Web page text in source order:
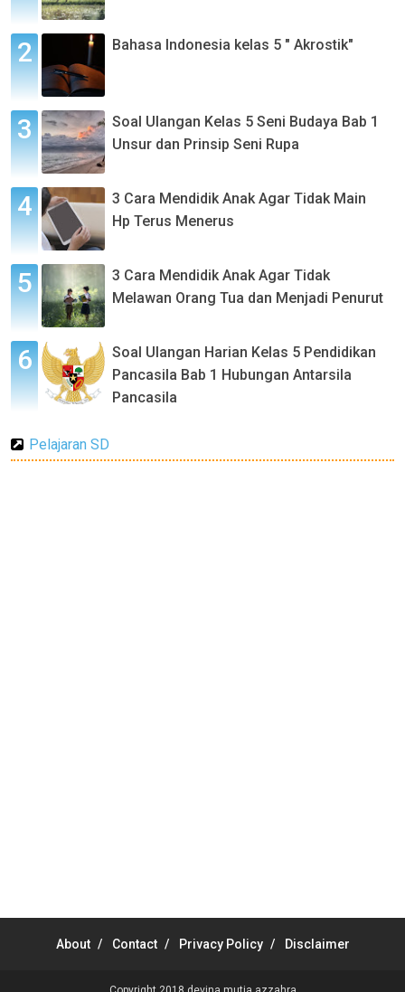
Bahasa Indonesia kelas 5 " Akrostik"
Soal Ulangan Kelas 5 Seni Budaya Bab 1
Unsur dan Prinsip Seni Rupa
3 Cara Mendidik Anak Agar Tidak Main
Hp Terus Menerus
3 Cara Mendidik Anak Agar Tidak
Melawan Orang Tua dan Menjadi Penurut
Soal Ulangan Harian Kelas 5 Pendidikan
Pancasila Bab 1 Hubungan Antarsila
Pancasila
Pelajaran SD
About Contact Privacy Policy Disclaimer